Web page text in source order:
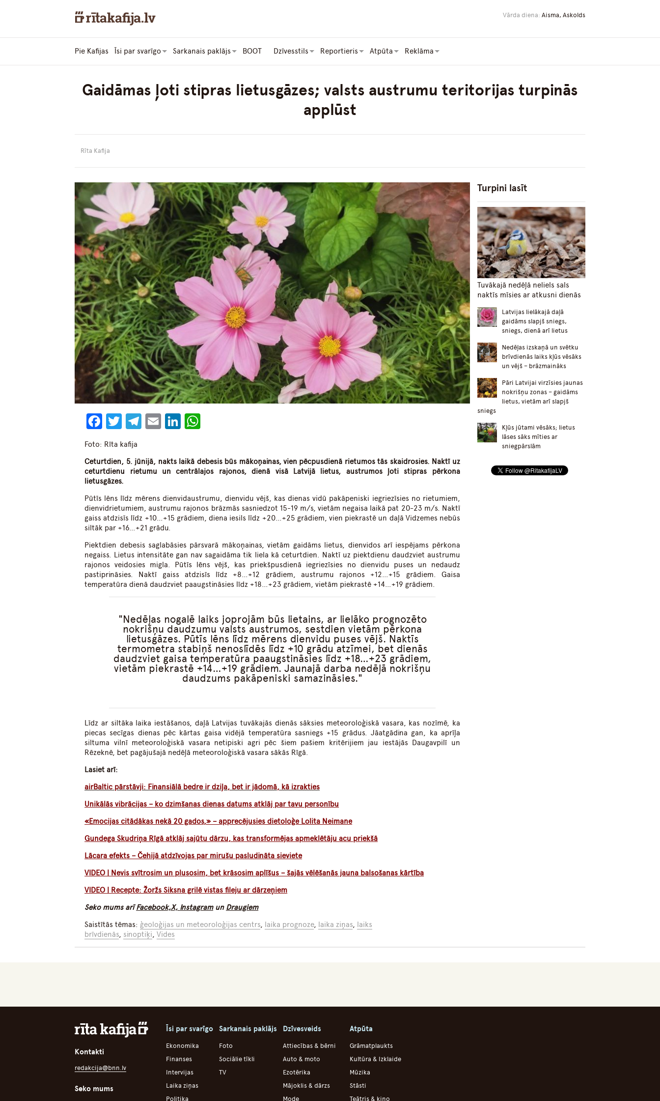
Vārda diena: Aisma, Askolds
Pie Kafijas Īsi par svarīgo Sarkanais paklājs BOOT Dzīvesstils Reportieris Atpūta Reklāma
Gaidāmas ļoti stipras lietusgāzes; valsts austrumu teritorijas turpinās
applūst
Rīta Kafija
Facebook
Twitter
Telegram
EmailLinkedIn
Foto: Rīta kafija
Ceturtdien, 5. jūnijā, nakts laikā debesis būs mākoņainas, vien pēcpusdienā rietumos tās skaidrosies. Naktī uz
ceturtdienu rietumu un centrālajos rajonos, dienā visā Latvijā lietus, austrumos ļoti stipras pērkona
lietusgāzes.
Pūtīs lēns līdz mērens dienvidaustrumu, dienvidu vējš, kas dienas vidū pakāpeniski iegriezīsies no rietumiem,
dienvidrietumiem, austrumu rajonos brāzmās sasniedzot 15-19 m/s, vietām negaisa laikā pat 20-23 m/s. Naktī
gaiss atdzisīs līdz +10…+15 grādiem, diena iesils līdz +20…+25 grādiem, vien piekrastē un daļā Vidzemes nebūs
siltāk par +16…+21 grādu.
Piektdien debesis saglabāsies pārsvarā mākoņainas, vietām gaidāms lietus, dienvidos arī iespējams pērkona
negaiss. Lietus intensitāte gan nav sagaidāma tik liela kā ceturtdien. Naktī uz piektdienu daudzviet austrumu
rajonos veidosies migla. Pūtīs lēns vējš, kas priekšpusdienā iegriezīsies no dienvidu puses un nedaudz
pastiprināsies. Naktī gaiss atdzisīs līdz +8…+12 grādiem, austrumu rajonos +12…+15 grādiem. Gaisa
temperatūra dienā daudzviet paaugstināsies līdz +18…+23 grādiem, vietām piekrastē +14…+19 grādiem.
Nedēļas nogalē laiks joprojām būs lietains, ar lielāko prognozēto
nokrišņu daudzumu valsts austrumos, sestdien vietām pērkona
lietusgāzes. Pūtīs lēns līdz mērens dienvidu puses vējš. Naktīs
termometra stabiņš nenoslīdēs līdz +10 grādu atzīmei, bet dienās
daudzviet gaisa temperatūra paaugstināsies līdz +18…+23 grādiem,
vietām piekrastē +14…+19 grādiem. Jaunajā darba nedēļā nokrišņu
daudzums pakāpeniski samazināsies.
Līdz ar siltāka laika iestāšanos, daļā Latvijas tuvākajās dienās sāksies meteoroloģiskā vasara, kas nozīmē, ka
piecas secīgas dienas pēc kārtas gaisa vidējā temperatūra sasniegs +15 grādus. Jāatgādina gan, ka aprīļa
siltuma vilnī meteoroloģiskā vasara netipiski agri pēc šiem pašiem kritērijiem jau iestājās Daugavpilī un
Rēzeknē, bet pagājušajā nedēļā meteoroloģiskā vasara sākās Rīgā.
Lasiet arī:
airBaltic pārstāvji: Finansiālā bedre ir dziļa, bet ir jādomā, kā izrakties
Unikālās vibrācijas – ko dzimšanas dienas datums atklāj par tavu personību
«Emocijas citādākas nekā 20 gados,» – apprecējusies dietoloģe Lolita Neimane
Gundega Skudriņa Rīgā atklāj sajūtu dārzu, kas transformējas apmeklētāju acu priekšā
Lācara efekts – Čehijā atdzīvojas par mirušu pasludināta sieviete
VIDEO | Nevis svītrosim un plusosim, bet krāsosim aplīšus – šajās vēlēšanās jauna balsošanas kārtība
VIDEO | Recepte: Žoržs Siksna grilē vistas fileju ar dārzeņiem
Seko mums arīFacebook,X, Instagramun Draugiem
Saistītās tēmas: ģeoloģijas un meteoroloģijas centrs, laika prognoze, laika ziņas, laiks
brīvdienās, sinoptiķi,Vides
Turpini lasīt
Tuvākajā nedēļā neliels sals
naktīs mīsies ar atkusni dienās
Latvijas lielākajā daļā
gaidāms slapjš sniegs,
sniegs, dienā arī lietus
Nedēļas izskaņā un svētku
brīvdienās laiks kļūs vēsāks
un vējš – brāzmaināks
Pāri Latvijai virzīsies jaunas
nokrišņu zonas – gaidāms
lietus, vietām arī slapjš
sniegs
Kļūs jūtami vēsāks; lietus
lāses sāks mīties ar
sniegpārslām
Kontakti
redakcija@bnn.lv
Seko mums
Īsi par svarīgo
Ekonomika
Finanses
Intervijas
Laika ziņas
Politika
Sarkanais paklājs
Foto
Sociālie tīkli
TV
Dzīvesveids
Attiecības & bērni
Auto & moto
Ezotērika
Mājoklis & dārzs
Mode
Atpūta
Grāmatplaukts
Kultūra & Izklaide
Mūzika
Stāsti
Teātris & kino